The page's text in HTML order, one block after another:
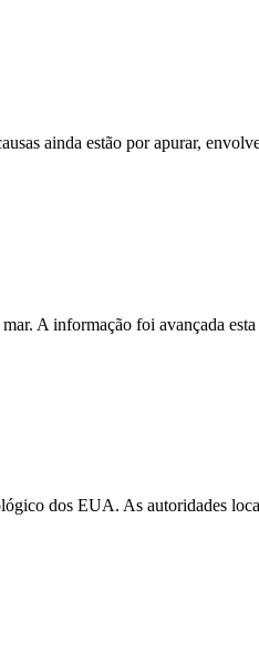
ainda estão por apurar,
A informação foi avançada
dos EUA. As autoridades